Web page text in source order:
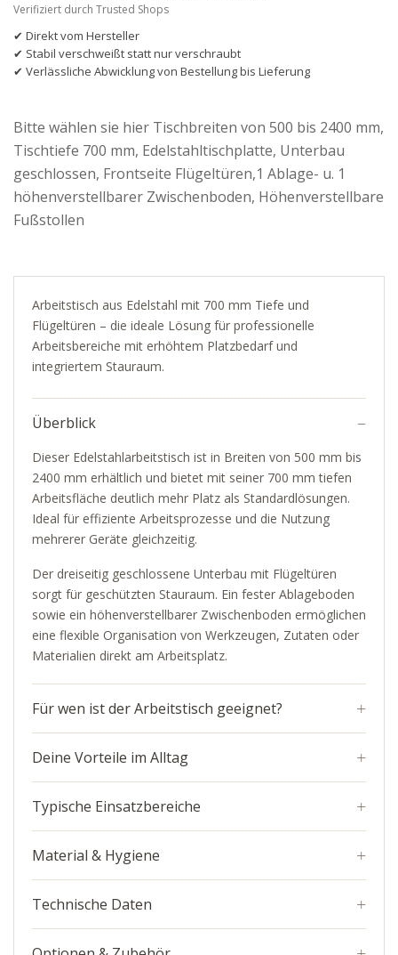
Verifiziert durch Trusted Shops
✔ Direkt vom Hersteller
✔ Stabil verschweißt statt nur verschraubt
✔ Verlässliche Abwicklung von Bestellung bis Lieferung
Bitte wählen sie hier Tischbreiten von 500 bis 2400 mm,
Tischtiefe 700 mm, Edelstahltischplatte, Unterbau
geschlossen, Frontseite Flügeltüren,1 Ablage- u. 1
höhenverstellbarer Zwischenboden, Höhenverstellbare
Fußstollen
Arbeitstisch aus Edelstahl mit 700 mm Tiefe und
Flügeltüren – die ideale Lösung für professionelle
Arbeitsbereiche mit erhöhtem Platzbedarf und
integriertem Stauraum.
Überblick
Dieser Edelstahlarbeitstisch ist in Breiten von 500 mm bis
2400 mm erhältlich und bietet mit seiner 700 mm tiefen
Arbeitsfläche deutlich mehr Platz als Standardlösungen.
Ideal für effiziente Arbeitsprozesse und die Nutzung
mehrerer Geräte gleichzeitig.
Der dreiseitig geschlossene Unterbau mit Flügeltüren
sorgt für geschützten Stauraum. Ein fester Ablageboden
sowie ein höhenverstellbarer Zwischenboden ermöglichen
eine flexible Organisation von Werkzeugen, Zutaten oder
Materialien direkt am Arbeitsplatz.
Für wen ist der Arbeitstisch geeignet?
Deine Vorteile im Alltag
Typische Einsatzbereiche
Material & Hygiene
Technische Daten